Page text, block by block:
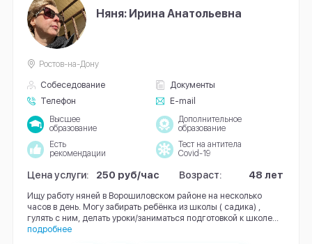
Няня: Ирина Анатольевна
Собеседование
Документы
Телефон
E-mail
Ростов-на-Дону
Высшее
образование
Дополнительное
образование
Есть
рекомендации
Тест на антитела
Covid-19
Цена услуги: 250 руб/час Возраст: 48 лет
Ищу работу няней в Ворошиловском районе на несколько
часов в день. Могу забирать ребёнка из школы ( садика) ,
гулять с ним, делать уроки/заниматься подготовкой к школе...
подробнее